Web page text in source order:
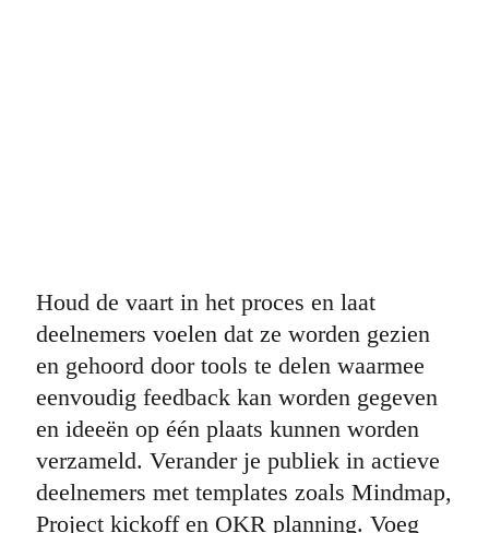
Houd de vaart in het proces en laat
deelnemers voelen dat ze worden gezien
en gehoord door tools te delen waarmee
eenvoudig feedback kan worden gegeven
en ideeën op één plaats kunnen worden
verzameld. Verander je publiek in actieve
deelnemers met templates zoals Mindmap,
Project kickoff en OKR planning. Voeg